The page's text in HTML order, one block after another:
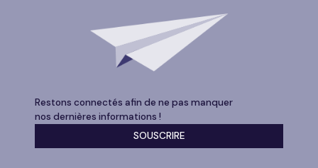
Restons connectés afin de ne pas manquer
nos dernières informations !
SOUSCRIRE